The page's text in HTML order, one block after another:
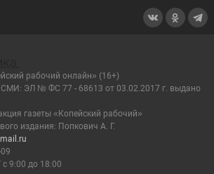
рабочий онлайн» (16+)
СМИ: ЭЛ № ФС 77 - 68613 от 03.02.2017 г. выдано
газеты «Копейский рабочий»
издания: Попкович А. Г.
9:00 до 18:00